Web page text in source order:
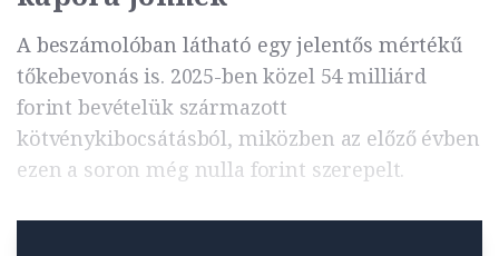
A beszámolóban látható egy jelentős mértékű
tőkebevonás is. 2025-ben közel 54 milliárd
forint bevételük származott
kötvénykibocsátásból, miközben az előző évben
ezen a soron még nulla forint szerepelt.